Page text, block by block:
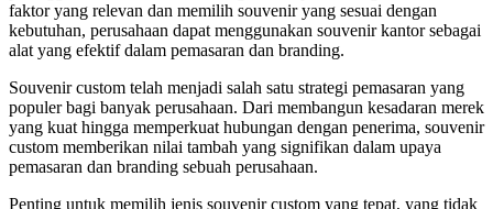
faktor yang relevan dan memilih souvenir yang sesuai dengan
kebutuhan, perusahaan dapat menggunakan souvenir kantor sebagai
alat yang efektif dalam pemasaran dan branding.
Souvenir custom telah menjadi salah satu strategi pemasaran yang
populer bagi banyak perusahaan. Dari membangun kesadaran merek
yang kuat hingga memperkuat hubungan dengan penerima, souvenir
custom memberikan nilai tambah yang signifikan dalam upaya
pemasaran dan branding sebuah perusahaan.
Penting untuk memilih jenis souvenir custom yang tepat, yang tidak